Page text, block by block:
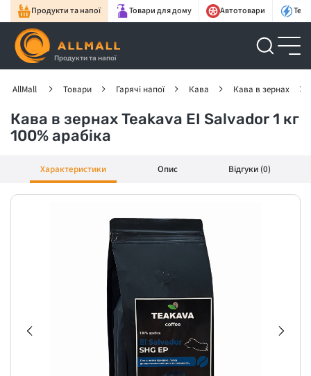
Продукти та напої Товари для дому Автотовари
Продукти та напої
AllMall Товари Гарячі напої Кава Кава в зернах
Кава в зернах Teakava EI Salvador 1 кг
100% арабіка
Характеристики Опис Відгуки (0)